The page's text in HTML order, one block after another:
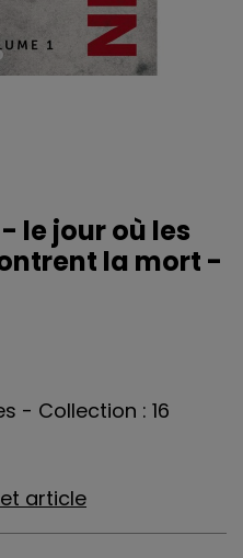
le jour où les
la mort -
- Collection : 16
article